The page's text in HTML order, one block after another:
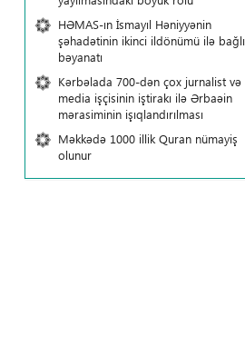
HƏMAS-ın İsmayıl Həniyyənin
şəhadətinin ikinci ildönümü ilə bağlı
bəyanatı
Kərbəlada 700-dən çox jurnalist və
media işçisinin iştirakı ilə Ərbaəin
mərasiminin işıqlandırılması
Məkkədə 1000 illik Quran nümayiş
olunur